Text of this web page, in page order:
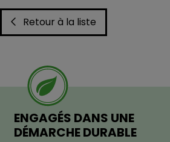
Retour à la liste
ENGAGÉS DANS UNE
DÉMARCHE DURABLE